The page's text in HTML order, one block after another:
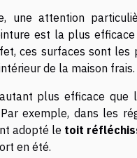
une attention
est la plus
ces surfaces sont les
de la maison frais.
plus efficace que
exemple, dans les
adopté le toit
en été.